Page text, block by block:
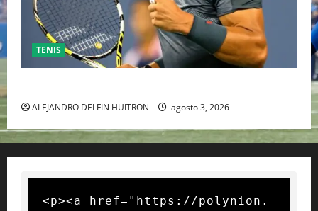
TENIS
ALEJANDRO DELFIN HUITRON agosto 3, 2026
<p><a href="https://polynion.